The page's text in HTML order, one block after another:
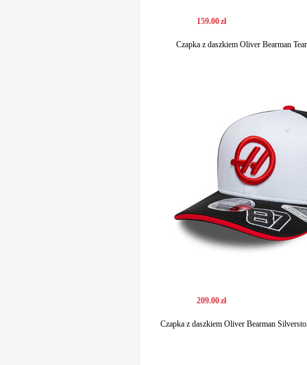
159.00zł
Czapka z daszkiem Oliver Bearman
209.00zł
Czapka z daszkiem Oliver Bearman